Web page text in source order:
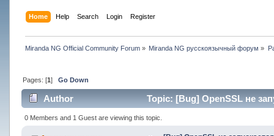
Home Help Search Login Register
Miranda NG Official Community Forum» Miranda NG русскоязычный форум »
Pages: [1] Go Down
Author Topic: [Bug] OpenSSL не
0 Members and 1 Guest are viewing this topic.